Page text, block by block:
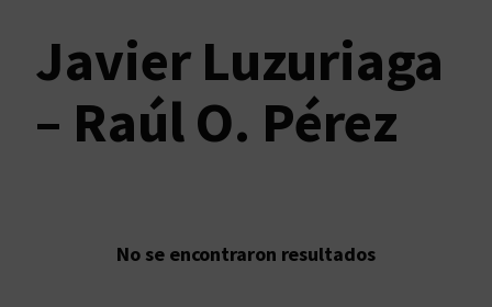
Javier Luzuriaga
– Raúl O. Pérez
No se encontraron resultados